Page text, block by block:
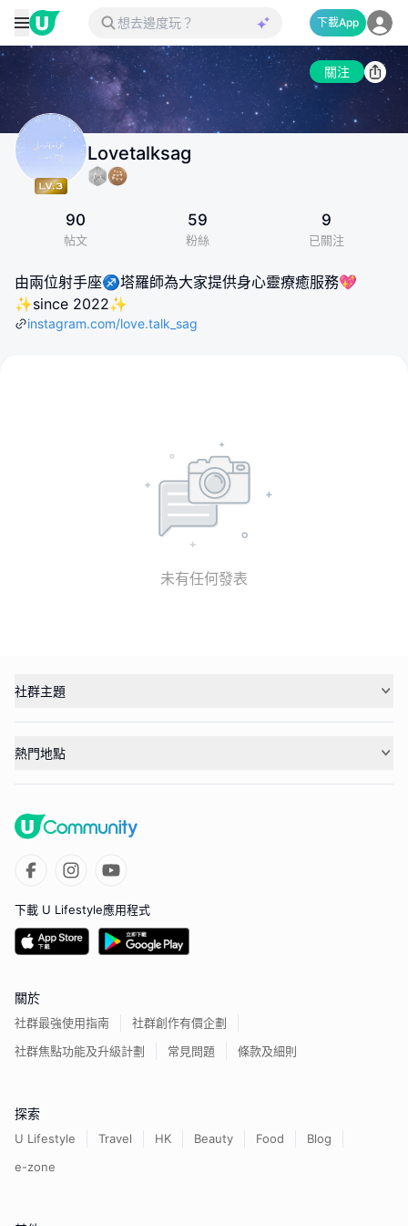
下載App
關注
Lovetalksag
90
帖文
59
粉絲
9
已關注
由兩位射手座♐️塔羅師為大家提供身心靈療癒服務💖
✨since 2022✨
instagram.com/love.talk_sag
未有任何發表
社群主題
熱門地點
下載 U Lifestyle應用程式
關於
社群最強使用指南
社群創作有價企劃
社群焦點功能及升級計劃
常見問題 條款及細則
探索
U Lifestyle Travel HK Beauty Food
Blog
e-zone